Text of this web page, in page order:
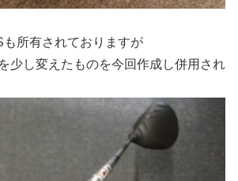
所有されておりますが
少し変えたものを今回作成し併用され